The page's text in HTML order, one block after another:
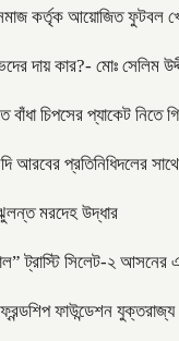
সমাজ কর্তৃক আয়োজিত ফুটবল
দায় কার?- মোঃ সেলিম
বাঁধা চিপসের প্যাকেট নিতে
আরবের প্রতিনিধিদলের সাথে
মরদেহ উদ্ধার
ট্রাস্টি সিলেট-২ আসনের
ফাউন্ডেশন যুক্তরাজ্য